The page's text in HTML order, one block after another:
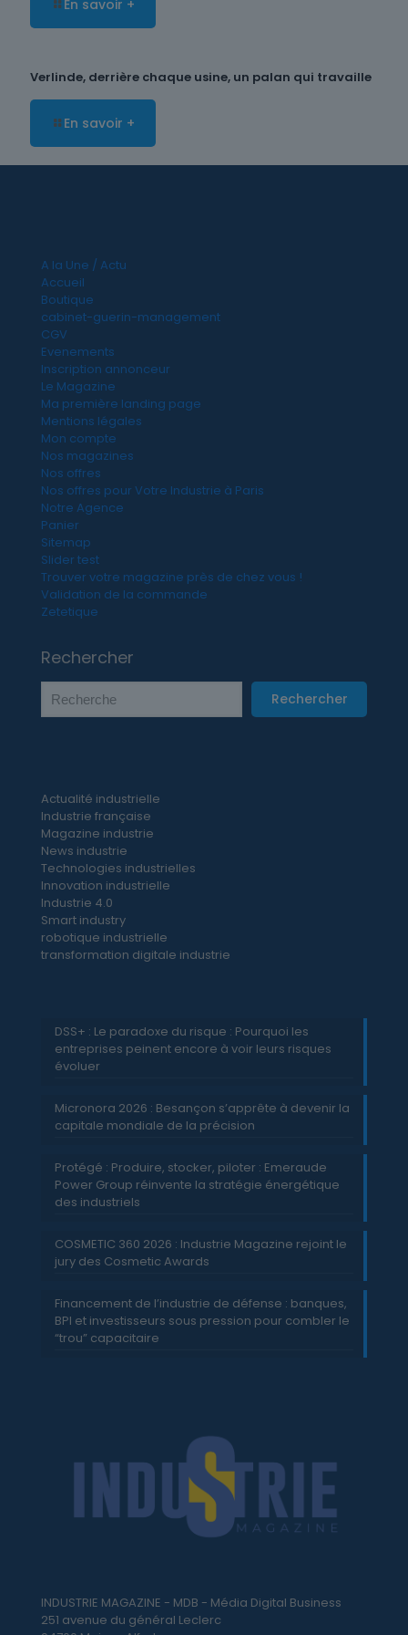
En savoir +
Verlinde, derrière chaque usine, un palan qui travaille
En savoir +
A la Une / Actu
Accueil
Boutique
cabinet-guerin-management
CGV
Evenements
Inscription annonceur
Le Magazine
Ma première landing page
Mentions légales
Mon compte
Nos magazines
Nos offres
Nos offres pour Votre Industrie à Paris
Notre Agence
Panier
Sitemap
Slider test
Trouver votre magazine près de chez vous !
Validation de la commande
Zetetique
Rechercher
Rechercher
Actualité industrielle
Industrie française
Magazine industrie
News industrie
Technologies industrielles
Innovation industrielle
Industrie 4.0
Smart industry
robotique industrielle
transformation digitale industrie
DSS+ : Le paradoxe du risque : Pourquoi les
entreprises peinent encore à voir leurs risques
évoluer
Micronora 2026 : Besançon s’apprête à devenir la
capitale mondiale de la précision
Protégé : Produire, stocker, piloter : Emeraude
Power Group réinvente la stratégie énergétique
des industriels
COSMETIC 360 2026 : Industrie Magazine rejoint le
jury des Cosmetic Awards
Financement de l’industrie de défense : banques,
BPI et investisseurs sous pression pour combler le
“trou” capacitaire
INDUSTRIE MAGAZINE - MDB - Média Digital Business
251 avenue du général Leclerc